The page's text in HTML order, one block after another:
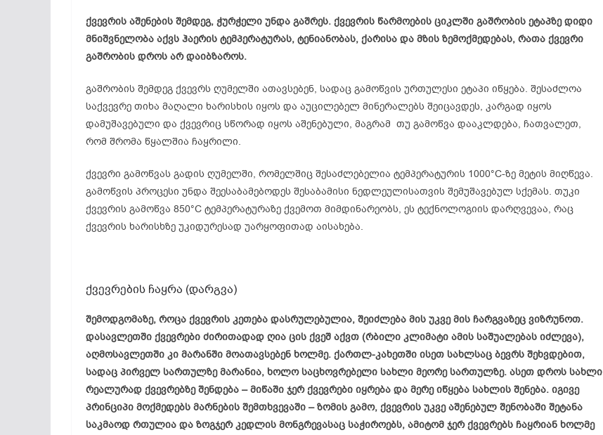
ქვევრის აშენების შემდეგ, ჭურჭელი უნდა გაშრეს. ქვევრის წარმოების ციკლში გაშრობის ეტაპზე დიდი
მნიშვნელობა აქვს ჰაერის ტემპერატურას, ტენიანობას, ქარისა და მზის ზემოქმედებას, რათა ქვევრი
გაშრობის დროს არ დაიბზაროს.
გაშრობის შემდეგ ქვევრს ღუმელში ათავსებენ, სადაც გამოწვის ურთულესი ეტაპი იწყება. შესაძლოა
საქვევრე თიხა მაღალი ხარისხის იყოს და აუცილებელ მინერალებს შეიცავდეს, კარგად იყოს
დამუშავებული და ქვევრიც სწორად იყოს აშენებული, მაგრამ თუ გამოწვა დააკლდება, ჩათვალეთ,
რომ შრომა წყალშია ჩაყრილი.
ქვევრი გამოწვას გადის ღუმელში, რომელშიც შესაძლებელია ტემპერატურის 1000°C-ზე მეტის მიღწევა.
გამოწვის პროცესი უნდა შეესაბამებოდეს შესაბამისი ნედლეულისათვის შემუშავებულ სქემას. თუკი
ქვევრის გამოწვა 850°C ტემპერატურაზე ქვემოთ მიმდინარეობს, ეს ტექნოლოგიის დარღვევაა, რაც
ქვევრის ხარისხზე უკიდურესად უარყოფითად აისახება.
ქვევრების ჩაყრა (დარგვა)
შემოდგომაზე, როცა ქვევრის კეთება დასრულებულია, შეიძლება მის უკვე მის ჩარგვაზეც ვიზრუნოთ.
დასავლეთში ქვევრები ძირითადად ღია ცის ქვეშ აქვთ (რბილი კლიმატი ამის საშუალებას იძლევა),
აღმოსავლეთში კი მარანში მოათავსებენ ხოლმე. ქართლ-კახეთში ისეთ სახლსაც ბევრს შეხვდებით,
სადაც პირველ სართულზე მარანია, ხოლო საცხოვრებელი სახლი მეორე სართულზე. ასეთ დროს სახლი
რეალურად ქვევრებზე შენდება – მიწაში ჯერ ქვევრები იყრება და მერე იწყება სახლის შენება. იგივე
პრინციპი მოქმედებს მარნების შემთხვევაში – ზომის გამო, ქვევრის უკვე აშენებულ შენობაში შეტანა
საკმაოდ რთულია და ზოგჯერ კედლის მონგრევასაც საჭიროებს, ამიტომ ჯერ ქვევრებს ჩაყრიან ხოლმე